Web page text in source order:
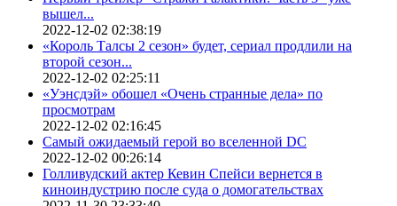
вышел...
2022-12-02 02:38:19
«Король Талсы 2 сезон» будет, сериал продлили на
второй сезон...
2022-12-02 02:25:11
«Уэнсдэй» обошел «Очень странные дела» по
просмотрам
2022-12-02 02:16:45
Самый ожидаемый герой во вселенной DC
2022-12-02 00:26:14
Голливудский актер Кевин Спейси вернется в
киноиндустрию после суда о домогательствах